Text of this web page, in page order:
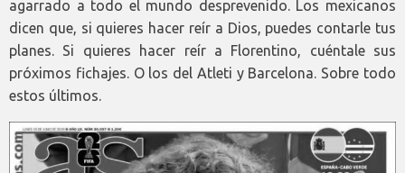
agarrado a todo el mundo desprevenido. Los mexicanos
dicen que, si quieres hacer reír a Dios, puedes contarle tus
planes. Si quieres hacer reír a Florentino, cuéntale sus
próximos fichajes. O los del Atleti y Barcelona. Sobre todo
estos últimos.